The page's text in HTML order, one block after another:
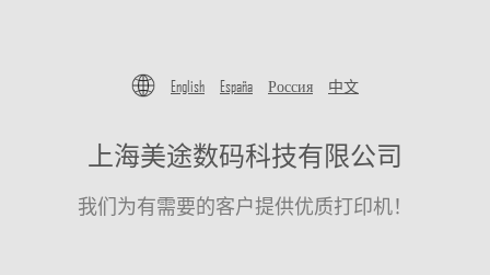
English España Россия 中文
上海美途数码科技有限公司
我们为有需要的客户提供优质打印机！